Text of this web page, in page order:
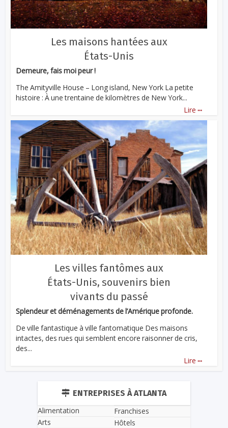
Les maisons hantées aux
États-Unis
Demeure, fais moi peur !
The Amityville House – Long island, New York La petite
histoire : À une trentaine de kilomètres de New York...
Lire ...
Les villes fantômes aux
États-Unis, souvenirs bien
vivants du passé
Splendeur et déménagements de l’Amérique profonde.
De ville fantastique à ville fantomatique Des maisons
intactes, des rues qui semblent encore raisonner de cris,
des...
Lire ...
ENTREPRISES À ATLANTA
Alimentation
Arts
Franchises
Hôtels